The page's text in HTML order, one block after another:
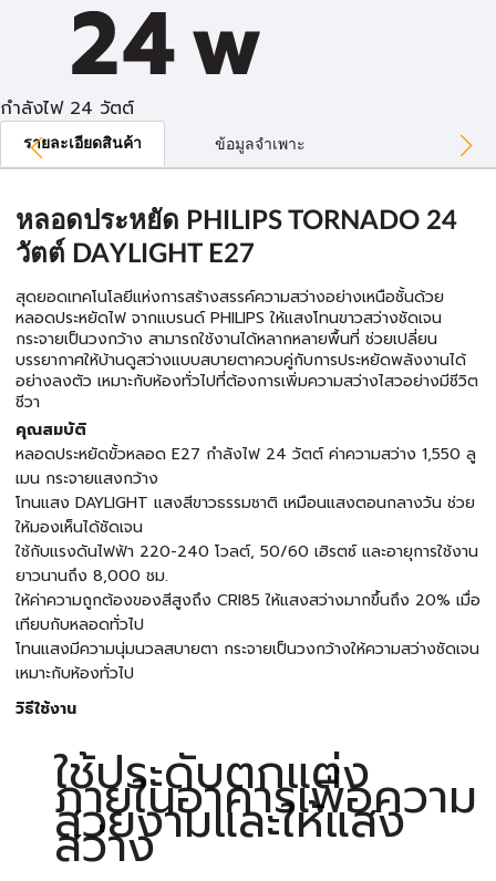
กำลังไฟ 24 วัตต์
รายละเอียดสินค้า ข้อมูลจำเพาะ
หลอดประหยัด PHILIPS TORNADO 24
วัตต์ DAYLIGHT E27
สุดยอดเทคโนโลยีแห่งการสร้างสรรค์ความสว่างอย่างเหนือชั้นด้วย
หลอดประหยัดไฟ จากแบรนด์ PHILIPS ให้แสงโทนขาวสว่างชัดเจน
กระจายเป็นวงกว้าง สามารถใช้งานได้หลากหลายพื้นที่ ช่วยเปลี่ยน
บรรยากาศให้บ้านดูสว่างแบบสบายตาควบคู่กับการประหยัดพลังงานได้
อย่างลงตัว เหมาะกับห้องทั่วไปที่ต้องการเพิ่มความสว่างไสวอย่างมีชีวิต
ชีวา
คุณสมบัติ
หลอดประหยัดขั้วหลอด E27 กำลังไฟ 24 วัตต์ ค่าความสว่าง 1,550 ลู
เมน กระจายแสงกว้าง
โทนแสง DAYLIGHT แสงสีขาวธรรมชาติ เหมือนแสงตอนกลางวัน ช่วย
ให้มองเห็นได้ชัดเจน
ใช้กับแรงดันไฟฟ้า 220-240 โวลต์, 50/60 เฮิรตซ์ และอายุการใช้งาน
ยาวนานถึง 8,000 ชม.
ให้ค่าความถูกต้องของสีสูงถึง CRI85 ให้แสงสว่างมากขึ้นถึง 20% เมื่อ
เทียบกับหลอดทั่วไป
โทนแสงมีความนุ่มนวลสบายตา กระจายเป็นวงกว้างให้ความสว่างชัดเจน
เหมาะกับห้องทั่วไป
วิธีใช้งาน
ใช้ประดับตกแต่ง
ภายในอาคารเพื่อความ
สวยงามและให้แสง
สว่าง